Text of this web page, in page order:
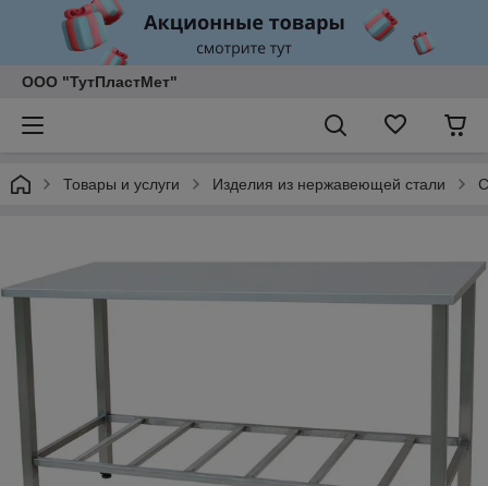
ООО "ТутПластМет"
Товары и услуги Изделия из нержавеющей стали